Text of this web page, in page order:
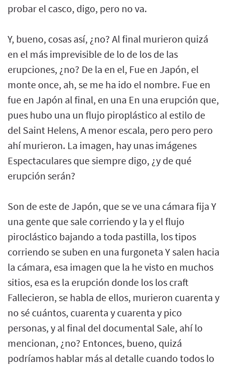
probar el casco, digo, pero no va.
Y, bueno, cosas así, ¿no? Al final murieron quizá
en el más imprevisible de lo de los de las
erupciones, ¿no? De la en el, Fue en Japón, el
monte once, ah, se me ha ido el nombre. Fue en
fue en Japón al final, en una En una erupción que,
pues hubo una un flujo piroplástico al estilo de
del Saint Helens, A menor escala, pero pero pero
ahí murieron. La imagen, hay unas imágenes
Espectaculares que siempre digo, ¿y de qué
erupción serán?
Son de este de Japón, que se ve una cámara fija Y
una gente que sale corriendo y la y el flujo
piroclástico bajando a toda pastilla, los tipos
corriendo se suben en una furgoneta Y salen hacia
la cámara, esa imagen que la he visto en muchos
sitios, esa es la erupción donde los los craft
Fallecieron, se habla de ellos, murieron cuarenta y
no sé cuántos, cuarenta y cuarenta y pico
personas, y al final del documental Sale, ahí lo
mencionan, ¿no? Entonces, bueno, quizá
podríamos hablar más al detalle cuando todos lo